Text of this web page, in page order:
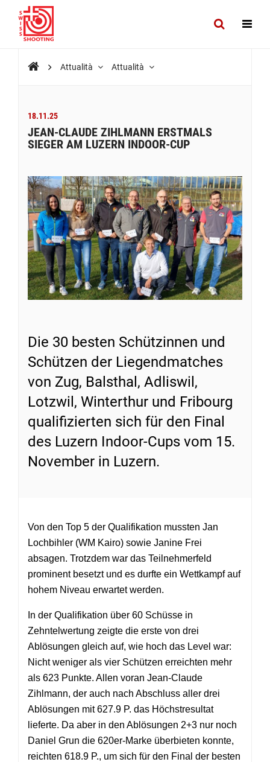
Attualità Attualità
18.11.25
JEAN-CLAUDE ZIHLMANN ERSTMALS
SIEGER AM LUZERN INDOOR-CUP
Die 30 besten Schützinnen und
Schützen der Liegendmatches
von Zug, Balsthal, Adliswil,
Lotzwil, Winterthur und Fribourg
qualifizierten sich für den Final
des Luzern Indoor-Cups vom 15.
November in Luzern.
Von den Top 5 der Qualifikation mussten Jan
Lochbihler (WM Kairo) sowie Janine Frei
absagen. Trotzdem war das Teilnehmerfeld
prominent besetzt und es durfte ein Wettkampf auf
hohem Niveau erwartet werden.
In der Qualifikation über 60 Schüsse in
Zehntelwertung zeigte die erste von drei
Ablösungen gleich auf, wie hoch das Level war:
Nicht weniger als vier Schützen erreichten mehr
als 623 Punkte. Allen voran Jean-Claude
Zihlmann, der auch nach Abschluss aller drei
Ablösungen mit 627.9 P. das Höchstresultat
lieferte. Da aber in den Ablösungen 2+3 nur noch
Daniel Grun die 620er-Marke überbieten konnte,
reichten 618.9 P., um sich für den Final der besten